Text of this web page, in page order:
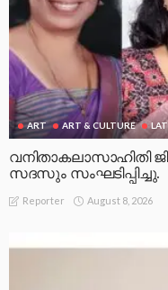
ART ART & CULTURE
സദസും സംഘടിപ്പിച്ചു.
Reporter August 8, 2026